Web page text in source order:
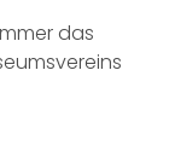
das